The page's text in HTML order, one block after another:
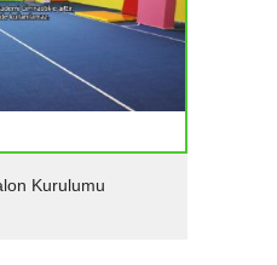
Kurulumu